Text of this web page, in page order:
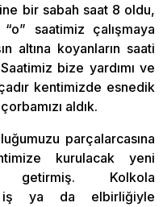
bir sabah saat 8 oldu,
saatimiz çalışmaya
altına koyanların saati
bize yardımı ve
kentimizde esnedik
aldık.
parçalarcasına
kurulacak yeni
getirmiş. Kolkola
iş ya da elbirliğiyle